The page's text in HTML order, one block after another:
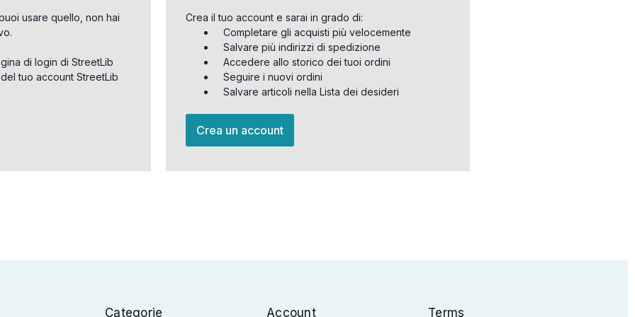
usare quello, non hai
di login di StreetLib
tuo account StreetLib
Crea il tuo account e sarai in grado di:
Completare gli acquisti più velocemente
Salvare più indirizzi di spedizione
Accedere allo storico dei tuoi ordini
Seguire i nuovi ordini
Salvare articoli nella Lista dei desideri
Crea un account
Categorie Account Terms